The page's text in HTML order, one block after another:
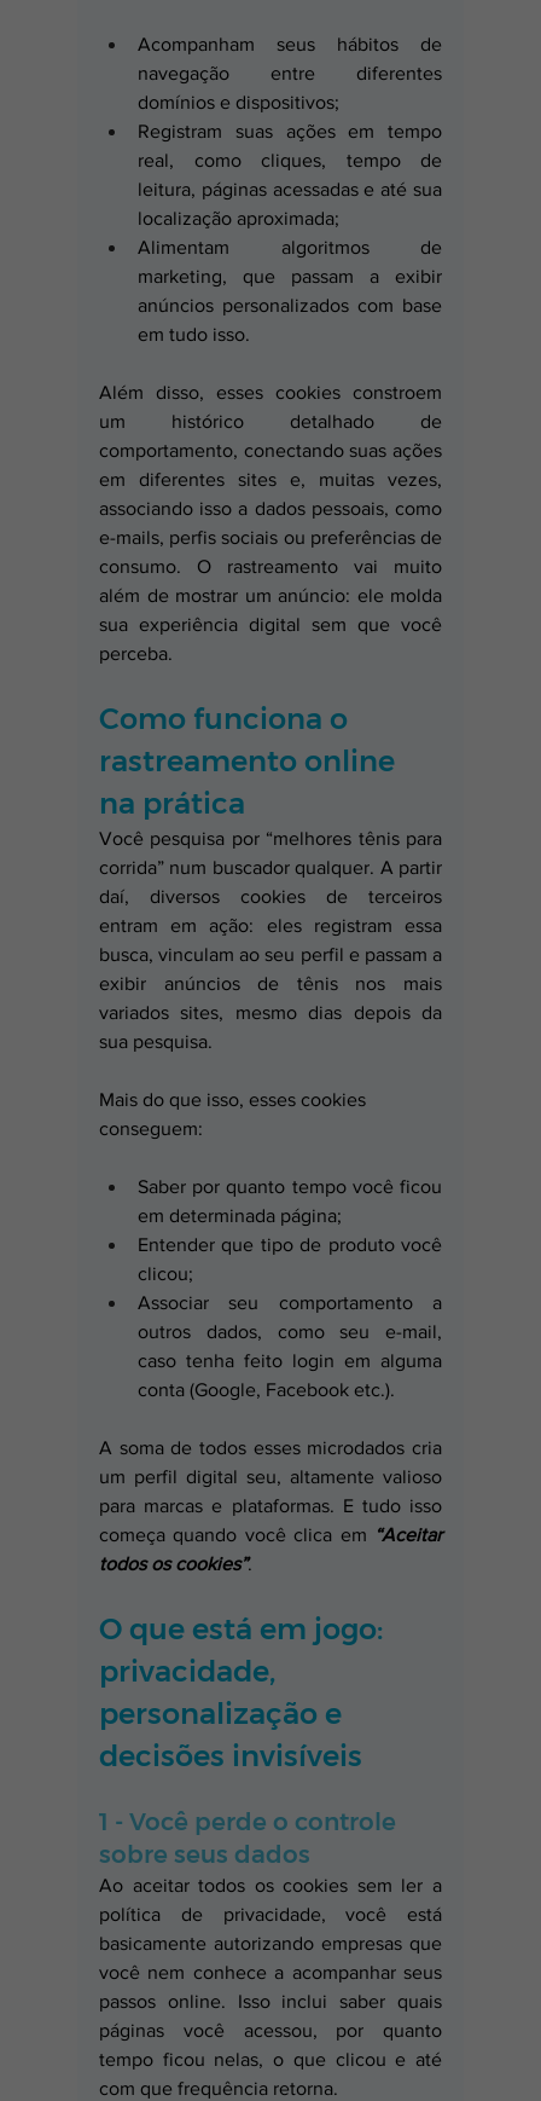
Acompanham seus hábitos de
navegação entre diferentes
domínios e dispositivos;
Registram suas ações em tempo
real, como cliques, tempo de
leitura, páginas acessadas e até sua
localização aproximada;
Alimentam algoritmos de
marketing, que passam a exibir
anúncios personalizados com base
em tudo isso.
Além disso, esses cookies constroem
um histórico detalhado de
comportamento, conectando suas ações
em diferentes sites e, muitas vezes,
associando isso a dados pessoais, como
e-mails, perfis sociais ou preferências de
consumo. O rastreamento vai muito
além de mostrar um anúncio: ele molda
sua experiência digital sem que você
perceba.
Como funciona o
rastreamento online
na prática
Você pesquisa por “melhores tênis para
corrida” num buscador qualquer. A partir
daí, diversos cookies de terceiros
entram em ação: eles registram essa
busca, vinculam ao seu perfil e passam a
exibir anúncios de tênis nos mais
variados sites, mesmo dias depois da
sua pesquisa.
Mais do que isso, esses cookies
conseguem:
Saber por quanto tempo você ficou
em determinada página;
Entender que tipo de produto você
clicou;
Associar seu comportamento a
outros dados, como seu e-mail,
caso tenha feito login em alguma
conta (Google, Facebook etc.).
A soma de todos esses microdados cria
um perfil digital seu, altamente valioso
para marcas e plataformas. E tudo isso
começa quando você clica em “Aceitar
todos os cookies”.
O que está em jogo:
privacidade,
personalização e
decisões invisíveis
1 - Você perde o controle
sobre seus dados
Ao aceitar todos os cookies sem ler a
política de privacidade, você está
basicamente autorizando empresas que
você nem conhece a acompanhar seus
passos online. Isso inclui saber quais
páginas você acessou, por quanto
tempo ficou nelas, o que clicou e até
com que frequência retorna.